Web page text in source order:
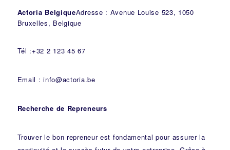
Actoria BelgiqueAdresse : Avenue Louise 523, 1050
Bruxelles, Belgique
Tél :+32 2 123 45 67
Email : info@actoria.be
Recherche de Repreneurs
Trouver le bon repreneur est fondamental pour assurer la